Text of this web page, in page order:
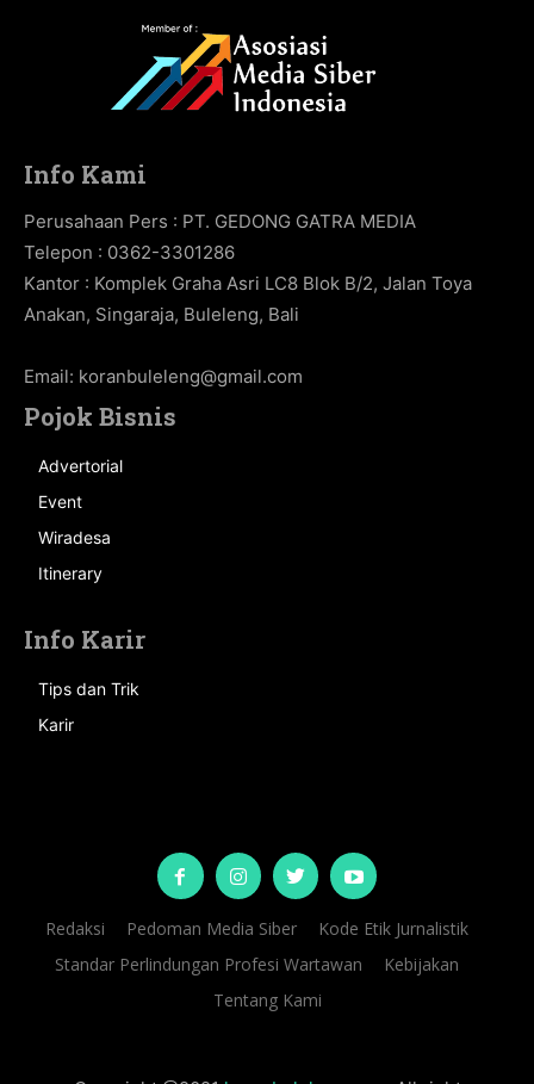
Info Kami
Perusahaan Pers : PT. GEDONG GATRA MEDIA
Telepon : 0362-3301286
Kantor : Komplek Graha Asri LC8 Blok B/2, Jalan Toya
Anakan, Singaraja, Buleleng, Bali
Email: koranbuleleng@gmail.com
Pojok Bisnis
Advertorial
Event
Wiradesa
Itinerary
Info Karir
Tips dan Trik
Karir
Redaksi Pedoman Media Siber
Kode Etik Jurnalistik
Standar Perlindungan Profesi Wartawan
Kebijakan
Tentang Kami